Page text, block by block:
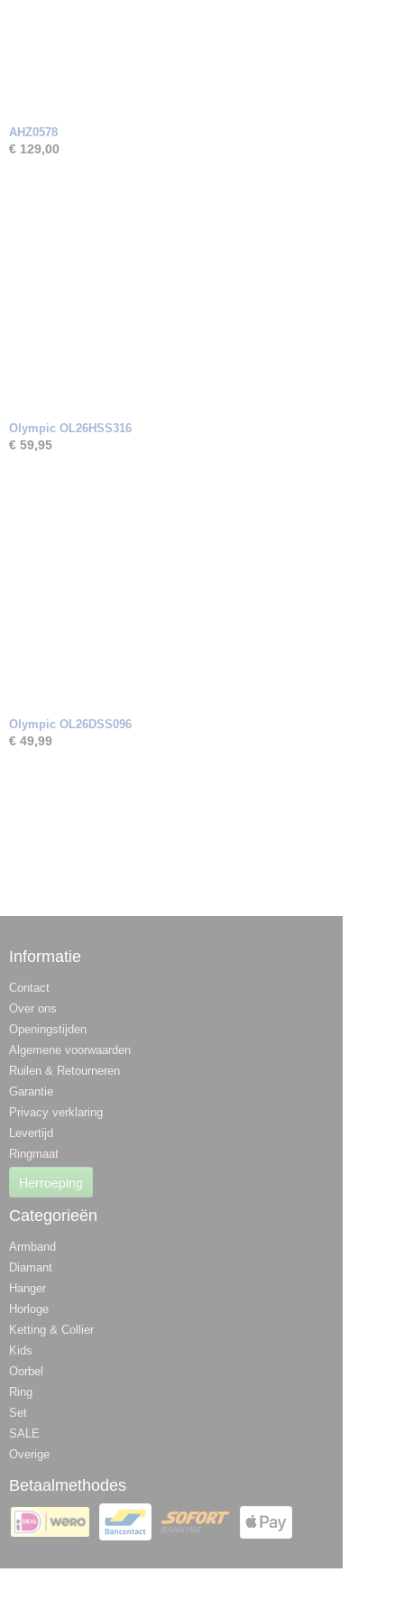
AHZ0578
€ 129,00
Olympic OL26HSS316
€ 59,95
Olympic OL26DSS096
€ 49,99
Informatie
Contact
Over ons
Openingstijden
Algemene voorwaarden
Ruilen & Retourneren
Garantie
Privacy verklaring
Levertijd
Ringmaat
Herroeping
Categorieën
Armband
Diamant
Hanger
Horloge
Ketting & Collier
Kids
Oorbel
Ring
Set
SALE
Overige
Betaalmethodes